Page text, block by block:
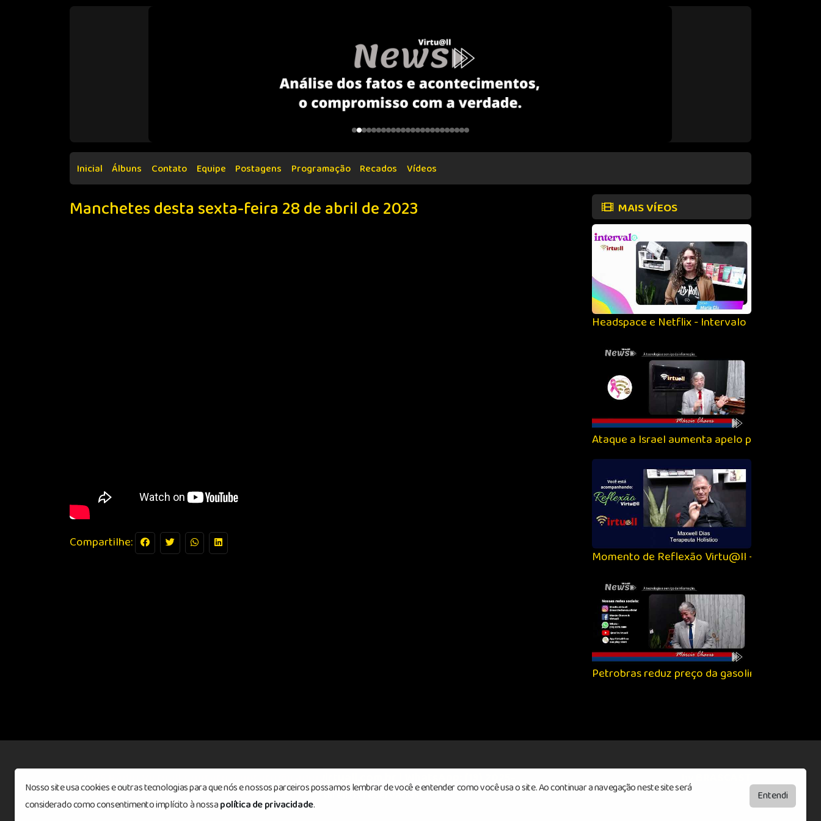
Inicial Álbuns Contato Equipe Postagens Programação Recados Vídeos
Manchetes desta sexta-feira 28 de abril de 2023
Compartilhe:
MAIS VÍEOS
Headspace e Netflix - Intervalo
Ataque a Israel aumenta apelo por ouro e
Momento de Reflexão Virtu@ll - Sobre
Petrobras reduz preço da gasolina e
Nosso site usa cookies e outras tecnologias para que nós e nossos parceiros possamos lembrar de você e entender como você usa o site. Ao continuar a navegação neste site será
considerado como consentimento implícito à nossapolítica de privacidade.
Entendi
© 2025 Rádio Virtuall Contato: contato@radiovirtuall.com.br | WhatsApp: (13) 2025-
7821 - Todos os direitos reservados© Todos os direitos reservados.
by